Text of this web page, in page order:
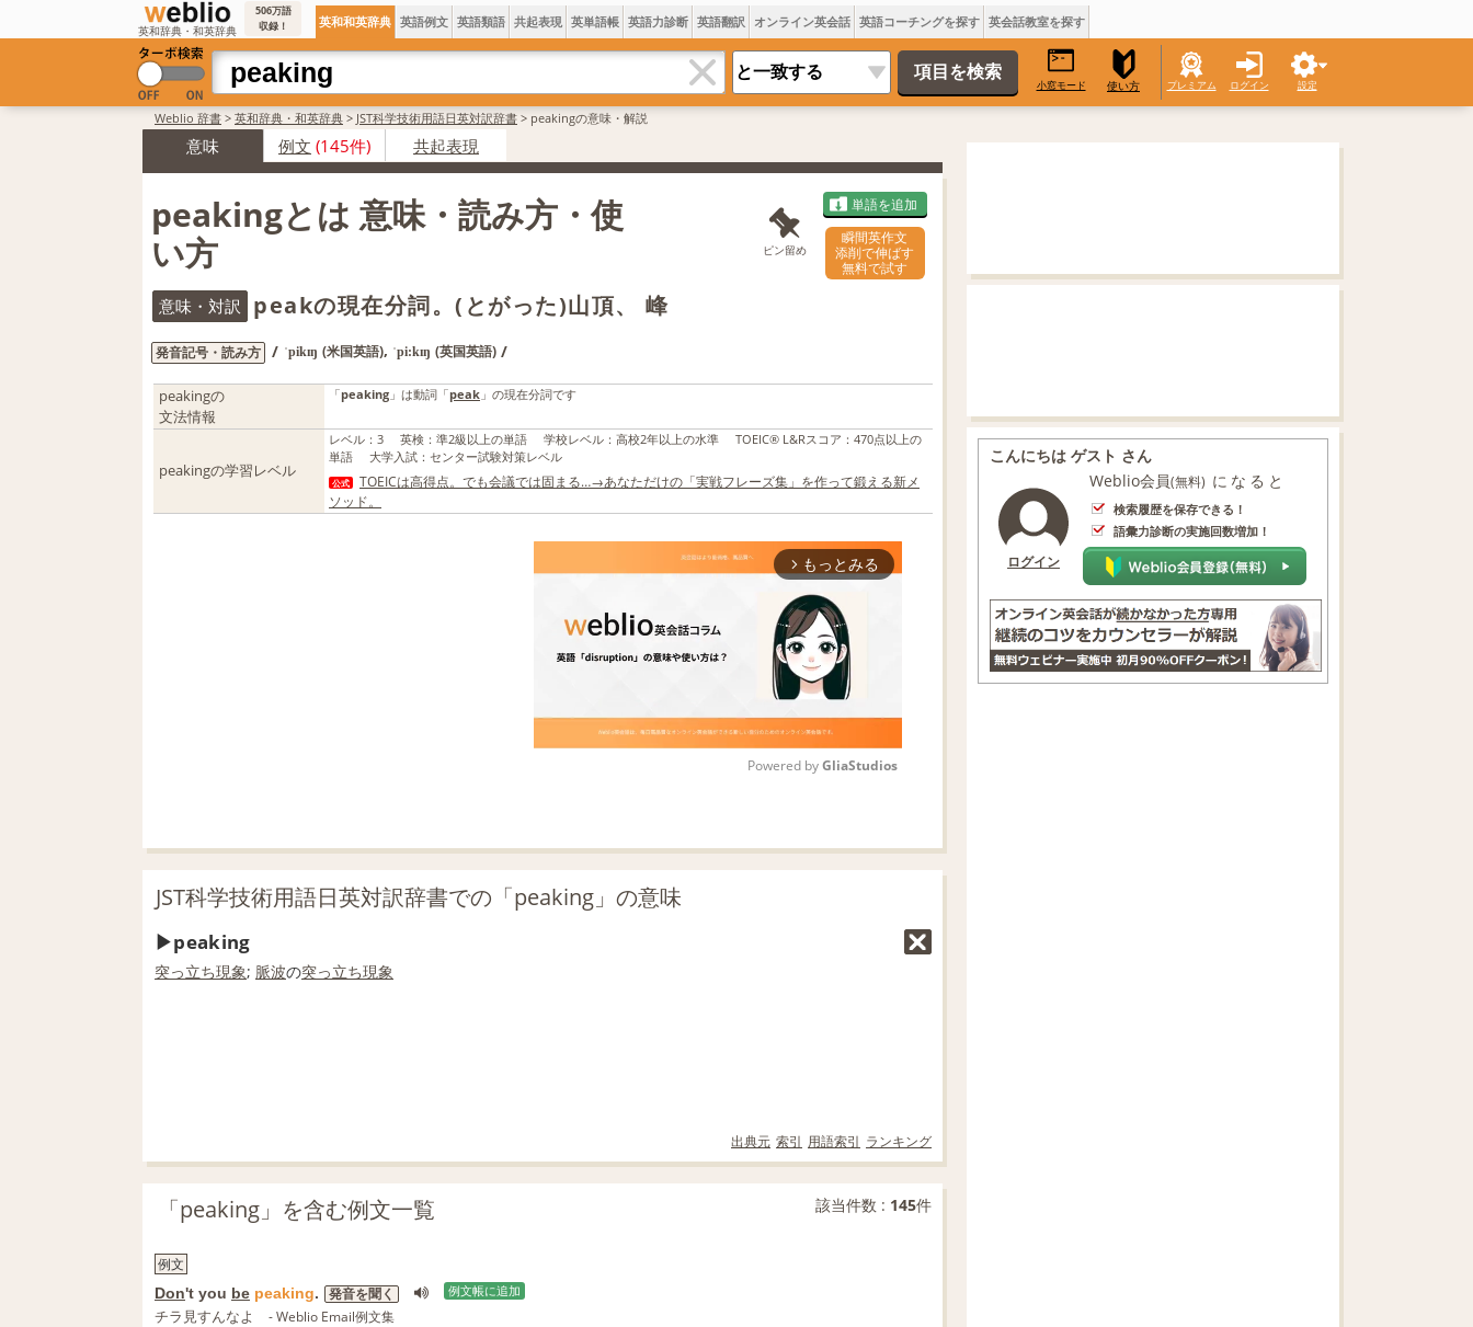
英和辞典・和英辞典
506万語
収録！
英和和英辞典 英語例文 英語類語 共起表現 英単語帳 英語力診断 英語翻訳 オンライン英会話 英語コーチングを探す 英会話教室を探す
小窓モード 使い方 プレミアム ログイン 設定
Weblio 辞書 > 英和辞典・和英辞典 > JST科学技術用語日英対訳辞書 > peakingの意味・解説
意味 例文 (145件) 共起表現
peakingとは 意味・読み方・使
い方
ピン留め
単語を追加
瞬間英作文
添削で伸ばす
無料で試す
意味・対訳 peakの現在分詞。(とがった)山頂、 峰
発音記号・読み方 / ˈpikɪŋ (米国英語), ˈpi:kɪŋ (英国英語) /
peakingの
文法情報
「peaking 」は動詞「peak 」の現在分詞です
peakingの学習レベル
レベル ： 3 英検 ： 準2級以上の単語 学校レベル ： 高校2年以上の水準 TOEIC® L&Rスコア ： 470点以上の
単語
大学入試 ： センター試験対策レベル
公式
TOEICは高得点。でも会議では固まる…→あなただけの「実戦フレーズ集」を作って鍛える新メ
ソッド。
arrow_forward_ios もっとみる
Powered by GliaStudios
JST科学技術用語日英対訳辞書での「peaking」の意味
peaking
突っ立ち現象; 脈波の突っ立ち現象
出典元 索引 用語索引 ランキング
「peaking」を含む例文一覧 該当件数 : 145件
例文
Don't you be peaking. 発音を聞く 例文帳に追加
チラ見すんなよ - Weblio Email例文集
こんにちは ゲスト さん
ログイン
Weblio会員(無料) になると
検索履歴を保存できる！
語彙力診断の実施回数増加！